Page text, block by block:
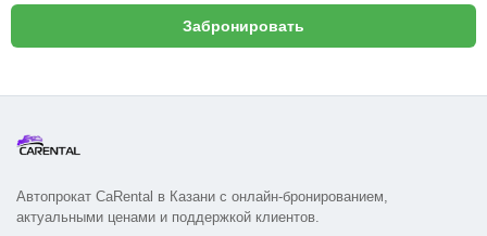
Автопрокат CaRental в Казани с онлайн-бронированием,
актуальными ценами и поддержкой клиентов.